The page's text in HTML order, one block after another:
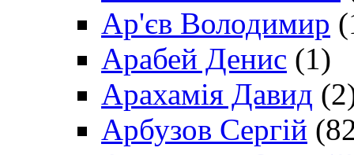
Ар'єв Володимир
Арабей Денис (1)
Арахамія Давид
Арбузов Сергій